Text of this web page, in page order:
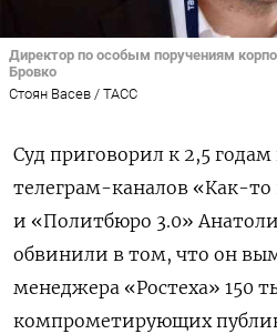
Директор по особым поручениям
Бровко
Стоян Васев / ТАСС
Суд приговорил к 2,5
телеграм-каналов «Как-то
и «Политбюро 3.0»
обвинили в том, что он
менеджера «Ростеха» 150
компрометирующих